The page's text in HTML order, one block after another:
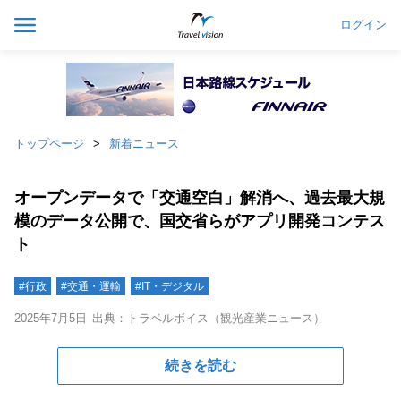
ログイン
トップページ 新着ニュース
オープンデータで「交通空白」解消へ、過去最大規
模のデータ公開で、国交省らがアプリ開発コンテス
ト
#行政 #交通・運輸 #IT・デジタル
2025年7月5日 出典：トラベルボイス（観光産業ニュース）
続きを読む